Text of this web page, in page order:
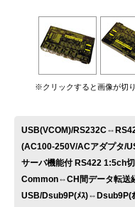
※クリックすると画像が切り
USB(VCOM)/
(AC100-250V/ACアダプタ/
サーバ機能付 RS422 1:5ch
Common⇔CH間データ転送
USB/Dsub9P(ﾒｽ)⇔Dsub9P(